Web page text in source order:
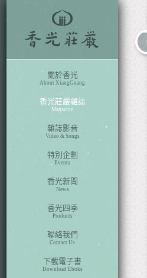
關於香光
About XiangGuang
香光莊嚴雜誌
Magazine
雜誌影音
Video & Songs
特別企劃
Events
香光新聞
News
香光四季
Products
聯絡我們
Contact Us
下載電子書
Download Eboks